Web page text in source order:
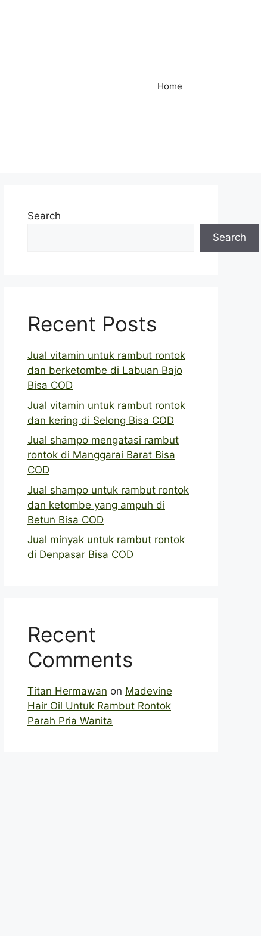
Home
Search
Search
Recent Posts
Jual vitamin untuk rambut rontok
dan berketombe di Labuan Bajo
Bisa COD
Jual vitamin untuk rambut rontok
dan kering di Selong Bisa COD
Jual shampo mengatasi rambut
rontok di Manggarai Barat Bisa
COD
Jual shampo untuk rambut rontok
dan ketombe yang ampuh di
Betun Bisa COD
Jual minyak untuk rambut rontok
di Denpasar Bisa COD
Recent
Comments
Titan Hermawan on Madevine
Hair Oil Untuk Rambut Rontok
Parah Pria Wanita